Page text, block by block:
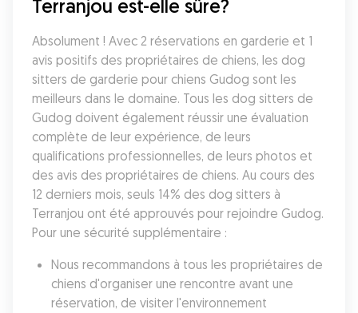
Terranjou est-elle sûre?
Absolument ! Avec 2 réservations en garderie et 1
avis positifs des propriétaires de chiens, les dog
sitters de garderie pour chiens Gudog sont les
meilleurs dans le domaine. Tous les dog sitters de
Gudog doivent également réussir une évaluation
complète de leur expérience, de leurs
qualifications professionnelles, de leurs photos et
des avis des propriétaires de chiens. Au cours des
12 derniers mois, seuls 14% des dog sitters à
Terranjou ont été approuvés pour rejoindre Gudog.
Pour une sécurité supplémentaire :
Nous recommandons à tous les propriétaires de
chiens d'organiser une rencontre avant une
réservation, de visiter l'environnement